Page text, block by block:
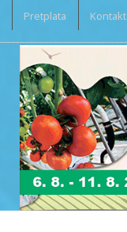
Pretplata Kontakt